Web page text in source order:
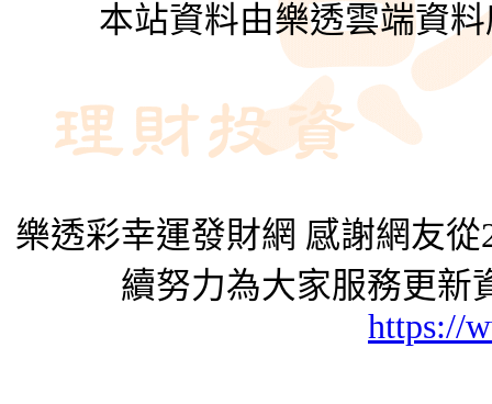
本站資料由樂透雲端資
樂透彩幸運發財網 感謝網友
續努力為大家服務更新
https://